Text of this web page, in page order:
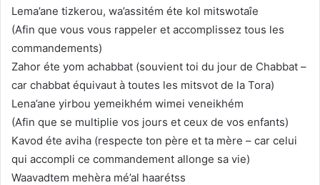
Lema’ane tizkerou, wa’assitém éte kol mitswotaîe
(Afin que vous vous rappeler et accomplissez tous les
commandements)
Zahor éte yom achabbat (souvient toi du jour de Chabbat –
car chabbat équivaut à toutes les mitsvot de la Tora)
Lena’ane yirbou yemeikhém wimei veneikhém
(Afin que se multiplie vos jours et ceux de vos enfants)
Kavod éte aviha (respecte ton père et ta mère – car celui
qui accompli ce commandement allonge sa vie)
Waavadtem mehèra mé’al haarétss